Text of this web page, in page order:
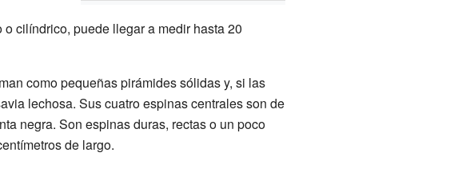
cilíndrico, puede llegar a medir hasta 20
como pequeñas pirámides sólidas y, si las
lechosa. Sus cuatro espinas centrales son de
negra. Son espinas duras, rectas o un poco
de largo.